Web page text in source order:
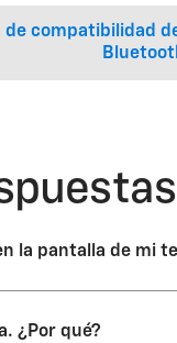
de compatibilidad
la pantalla de mi
para usar mientras se
¿Por qué?